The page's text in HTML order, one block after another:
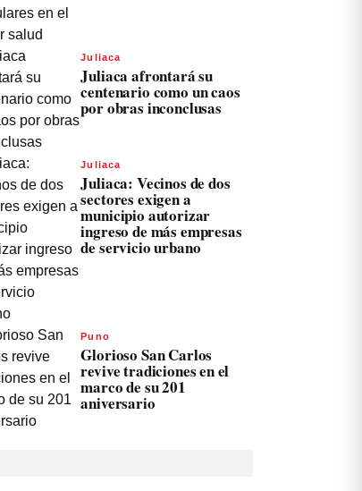
Juliaca
Juliaca afrontará su
centenario como un caos
por obras inconclusas
Juliaca
Juliaca: Vecinos de dos
sectores exigen a
municipio autorizar
ingreso de más empresas
de servicio urbano
Puno
Glorioso San Carlos
revive tradiciones en el
marco de su 201
aniversario